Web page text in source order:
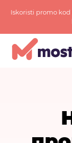
Iskoristi promo kod